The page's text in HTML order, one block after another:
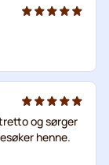
og sørger
henne.